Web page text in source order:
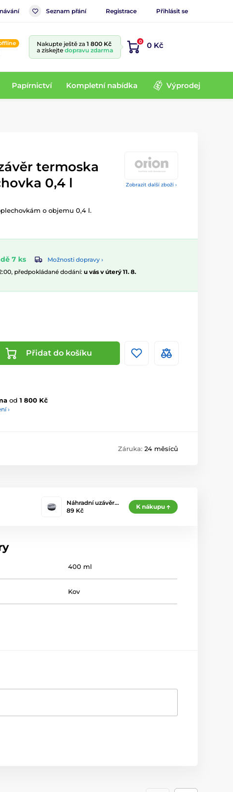
Seznam přání Registrace Přihlásit se
Nakupte ještě za 1 800 Kč
a získejte dopravu zdarma
0 0 Kč
Papírnictví Kompletní nabídka Výprodej
Zobrazit další zboží ›
termoska
0,4 l
o objemu 0,4 l.
7 ks
Možnosti dopravy ›
předpokládané dodání: u vás v úterý 11. 8.
Přidat do košíku
od 1 800 Kč
›
Záruka: 24 měsíců
Náhradní uzávěr…
89 Kč
K nákupu
400 ml
Kov